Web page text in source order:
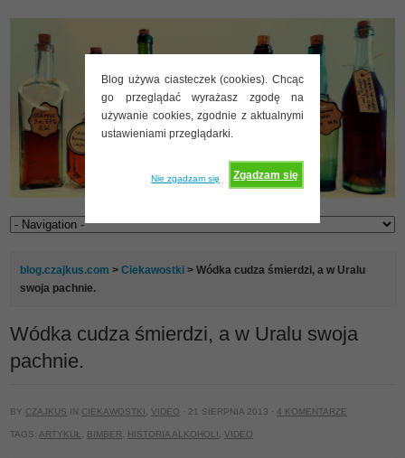
Blog używa ciasteczek (cookies). Chcąc
go przeglądać wyrażasz zgodę na
używanie cookies, zgodnie z aktualnymi
ustawieniami przeglądarki.
Zgadzam się
Nie zgadzam się
blog.czajkus.com >Ciekawostki > Wódka cudza śmierdzi, a w Uralu
swoja pachnie.
Wódka cudza śmierdzi, a w Uralu swoja
pachnie.
BY CZAJKUS IN CIEKAWOSTKI ,VIDEO · 21 SIERPNIA 2013 · 4 KOMENTARZE
TAGS: ARTYKUŁ BIMBER HISTORIA ALKOHOLI ,VIDEO